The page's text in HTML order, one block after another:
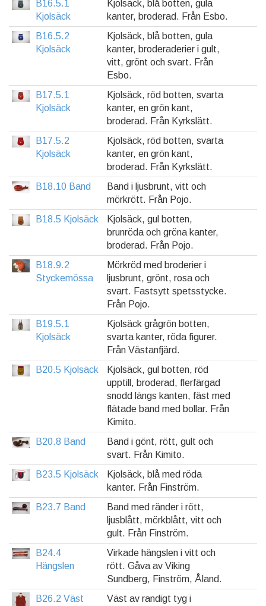
B16.5.1
Kjolsäck
Kjolsäck, blå botten, gula
kanter, broderad. Från Esbo.
B16.5.2
Kjolsäck
Kjolsäck, blå botten, gula
kanter, broderaderier i gult,
vitt, grönt och svart. Från
Esbo.
B17.5.1
Kjolsäck
Kjolsäck, röd botten, svarta
kanter, en grön kant,
broderad. Från Kyrkslätt.
B17.5.2
Kjolsäck
Kjolsäck, röd botten, svarta
kanter, en grön kant,
broderad. Från Kyrkslätt.
B18.10 Band
Band i ljusbrunt, vitt och
mörkrött. Från Pojo.
B18.5 Kjolsäck
Kjolsäck, gul botten,
brunröda och gröna kanter,
broderad. Från Pojo.
B18.9.2
Styckemössa
Mörkröd med broderier i
ljusbrunt, grönt, rosa och
svart. Fastsytt spetsstycke.
Från Pojo.
B19.5.1
Kjolsäck
Kjolsäck grågrön botten,
svarta kanter, röda figurer.
Från Västanfjärd.
B20.5 Kjolsäck
Kjolsäck, gul botten, röd
upptill, broderad, flerfärgad
snodd längs kanten, fäst med
flätade band med bollar. Från
Kimito.
B20.8 Band
Band i gönt, rött, gult och
svart. Från Kimito.
B23.5 Kjolsäck
Kjolsäck, blå med röda
kanter. Från Finström.
B23.7 Band
Band med ränder i rött,
ljusblått, mörkblått, vitt och
gult. Från Finström.
B24.4
Hängslen
Virkade hängslen i vitt och
rött. Gåva av Viking
Sundberg, Finström, Åland.
B26.2 Väst
Väst av randigt tyg i